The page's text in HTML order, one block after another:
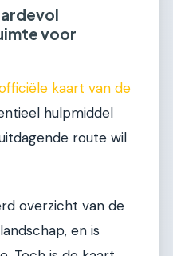
voor
kaart van de
hulpmiddel
route wil
overzicht van de
en is